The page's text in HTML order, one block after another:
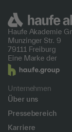
Haufe Akademie
Munzinger Str. 9
79111 Freiburg
Eine Marke der
Unternehmen
Über uns
Pressebereich
Karriere